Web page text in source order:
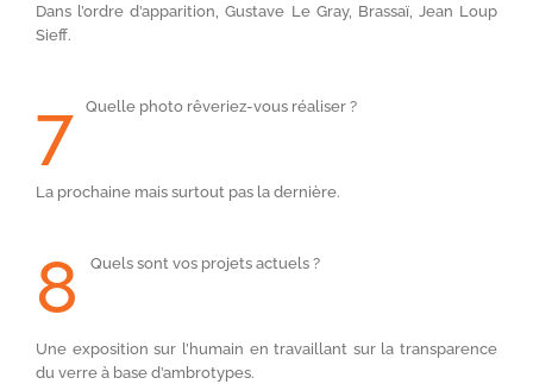
Dans l’ordre d’apparition, Gustave Le Gray, Brassaï, Jean Loup
Sieff.
7 Quelle photo rêveriez-vous réaliser ?
La prochaine mais surtout pas la dernière.
8 Quels sont vos projets actuels ?
Une exposition sur l’humain en travaillant sur la transparence
du verre à base d’ambrotypes.